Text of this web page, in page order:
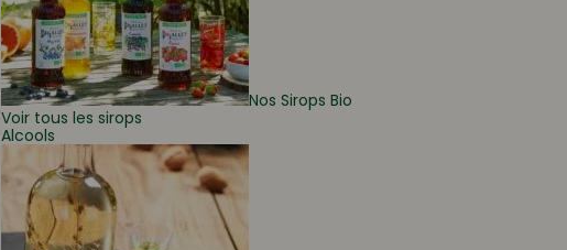
Nos Sirops Bio
Voir tous les sirops
Alcools